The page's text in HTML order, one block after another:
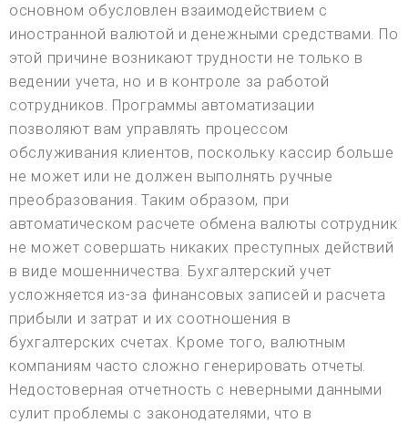
основном обусловлен взаимодействием с
иностранной валютой и денежными средствами. По
этой причине возникают трудности не только в
ведении учета, но и в контроле за работой
сотрудников. Программы автоматизации
позволяют вам управлять процессом
обслуживания клиентов, поскольку кассир больше
не может или не должен выполнять ручные
преобразования. Таким образом, при
автоматическом расчете обмена валюты сотрудник
не может совершать никаких преступных действий
в виде мошенничества. Бухгалтерский учет
усложняется из-за финансовых записей и расчета
прибыли и затрат и их соотношения в
бухгалтерских счетах. Кроме того, валютным
компаниям часто сложно генерировать отчеты.
Недостоверная отчетность с неверными данными
сулит проблемы с законодателями, что в